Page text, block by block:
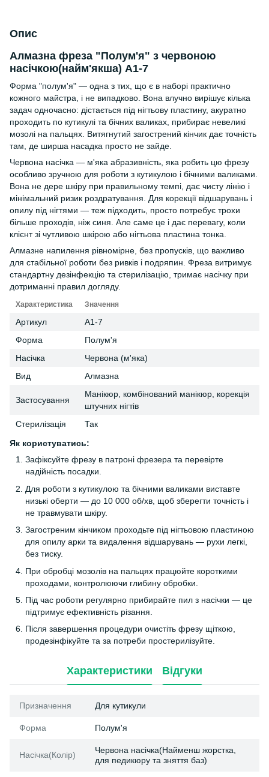
Опис
Алмазна фреза "Полум'я" з червоною
насічкою(найм'якша) А1-7
Форма "полум'я" — одна з тих, що є в наборі практично
кожного майстра, і не випадково. Вона влучно вирішує кілька
задач одночасно: дістається під нігтьову пластину, акуратно
проходить по кутикулі та бічних валиках, прибирає невеликі
мозолі на пальцях. Витягнутий загострений кінчик дає точність
там, де ширша насадка просто не зайде.
Червона насічка — м'яка абразивність, яка робить цю фрезу
особливо зручною для роботи з кутикулою і бічними валиками.
Вона не дере шкіру при правильному темпі, дає чисту лінію і
мінімальний ризик роздратування. Для корекції відшарувань і
опилу під нігтями — теж підходить, просто потребує трохи
більше проходів, ніж синя. Але саме це і дає перевагу, коли
клієнт зі чутливою шкірою або нігтьова пластина тонка.
Алмазне напилення рівномірне, без пропусків, що важливо
для стабільної роботи без ривків і подряпин. Фреза витримує
стандартну дезінфекцію та стерилізацію, тримає насічку при
дотриманні правил догляду.
Характеристика Значення
Артикул
А1-7
Форма
Полум'я
Насічка
Червона (м'яка)
Вид
Алмазна
Застосування
Манікюр, комбінований манікюр, корекція
штучних нігтів
Стерилізація
Так
Як користуватись:
Зафіксуйте фрезу в патроні фрезера та перевірте
надійність посадки.
Для роботи з кутикулою та бічними валиками виставте
низькі оберти — до 10 000 об/хв, щоб зберегти точність і
не травмувати шкіру.
Загостреним кінчиком проходьте під нігтьовою пластиною
для опилу арки та видалення відшарувань — рухи легкі,
без тиску.
При обробці мозолів на пальцях працюйте короткими
проходами, контролюючи глибину обробки.
Під час роботи регулярно прибирайте пил з насічки — це
підтримує ефективність різання.
Після завершення процедури очистіть фрезу щіткою,
продезінфікуйте та за потреби простерилізуйте.
Характеристики Відгуки
Призначення Для кутикули
Форма Полум'я
Насічка(Колір)
Червона насічка(Найменш жорстка,
для педикюру та зняття баз)